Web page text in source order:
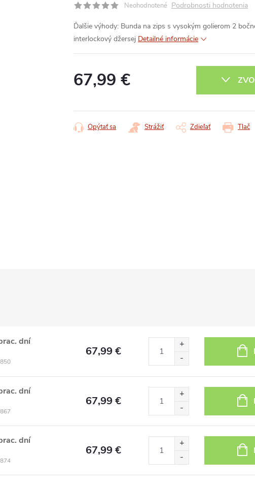
Neohodnotené Podrobnosti hodnotenia
Ďalšie výhody: Bunda na zips s vysokým golierom 2
interlockový džersej Detailné informácie
67,99 €
Tlač
Opýtať sa Strážiť Zdieľať
dní
67,99 €
dní
67,99 €
dní
67,99 €